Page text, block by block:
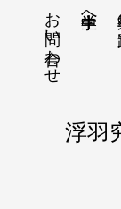
中学生へ
お問い合わせ
浮羽